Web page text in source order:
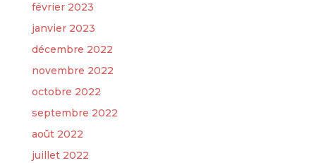
février 2023
janvier 2023
décembre 2022
novembre 2022
octobre 2022
septembre 2022
août 2022
juillet 2022